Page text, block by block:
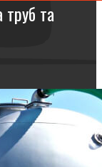
труб та